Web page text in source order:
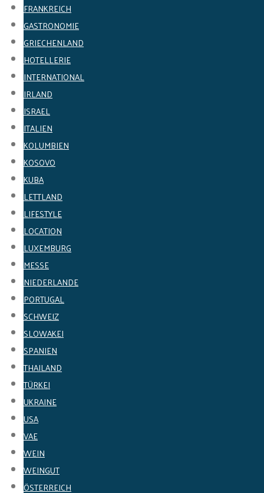
FRANKREICH
GASTRONOMIE
GRIECHENLAND
HOTELLERIE
INTERNATIONAL
IRLAND
ISRAEL
ITALIEN
KOLUMBIEN
KOSOVO
KUBA
LETTLAND
LIFESTYLE
LOCATION
LUXEMBURG
MESSE
NIEDERLANDE
PORTUGAL
SCHWEIZ
SLOWAKEI
SPANIEN
THAILAND
TÜRKEI
UKRAINE
USA
VAE
WEIN
WEINGUT
ÖSTERREICH